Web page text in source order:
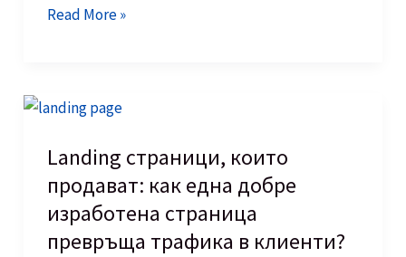
Какво
и
е
толкова
важен
за
Read More »
Landing страници, които
продават: как една добре
изработена страница
превръща трафика в клиенти?